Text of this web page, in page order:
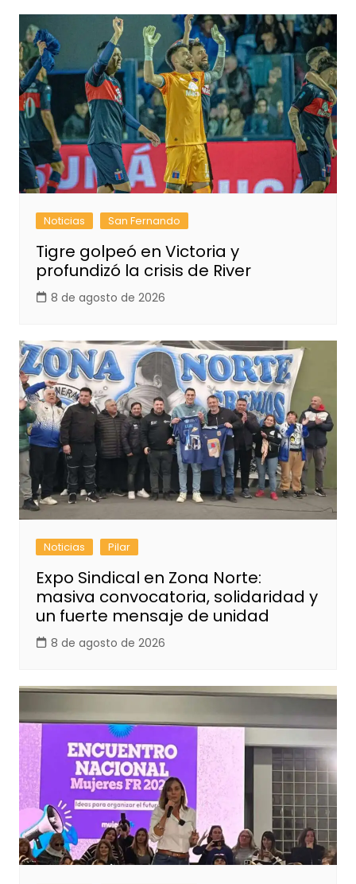
Noticias San Fernando
Tigre golpeó en Victoria y
profundizó la crisis de River
8 de agosto de 2026
Noticias Pilar
Expo Sindical en Zona Norte:
masiva convocatoria, solidaridad y
un fuerte mensaje de unidad
8 de agosto de 2026